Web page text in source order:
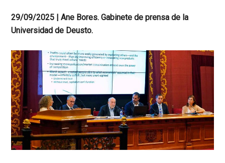
29/09/2025 | Ane Bores. Gabinete de prensa de la
Universidad de Deusto.